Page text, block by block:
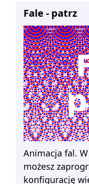
Fale - patrz
Animacja fal.
możesz
konfigurację